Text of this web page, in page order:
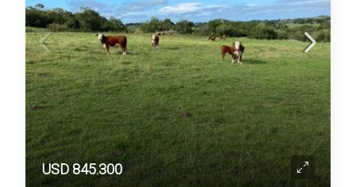
USD 845.300